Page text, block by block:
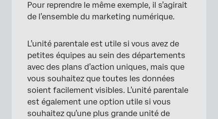
Pour reprendre le même exemple, il s’agirait
de l’ensemble du marketing numérique.
L’unité parentale est utile si vous avez de
petites équipes au sein des départements
avec des plans d’action uniques, mais que
vous souhaitez que toutes les données
soient facilement visibles. L’unité parentale
est également une option utile si vous
souhaitez qu’une plus grande unité de